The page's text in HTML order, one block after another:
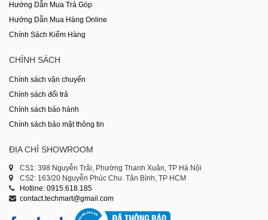
Hướng Dẫn Mua Trả Góp
Hướng Dẫn Mua Hàng Online
Chính Sách Kiểm Hàng
CHÍNH SÁCH
Chính sách vận chuyển
Chính sách đổi trả
Chính sách bảo hành
Chính sách bảo mật thông tin
ĐỊA CHỈ SHOWROOM
CS1: 398 Nguyễn Trãi, Phường Thanh Xuân, TP Hà Nội
CS2: 163/20 Nguyễn Phúc Chu. Tân Bình, TP HCM
Hotline: 0915.618.185
contact.techmart@gmail.com